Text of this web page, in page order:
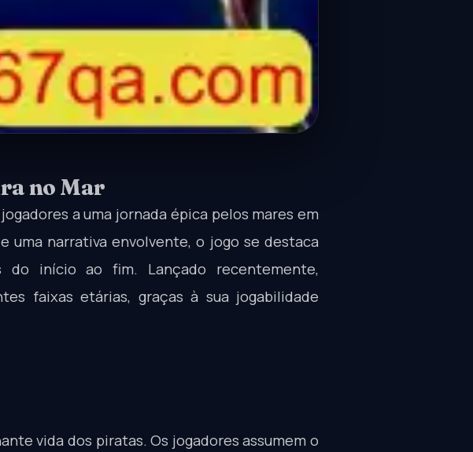
no Mar
a uma jornada épica pelos mares em
uma narrativa envolvente, o jogo se destaca
início ao fim. Lançado recentemente,
faixas etárias, graças à sua jogabilidade
vida dos piratas. Os jogadores assumem o